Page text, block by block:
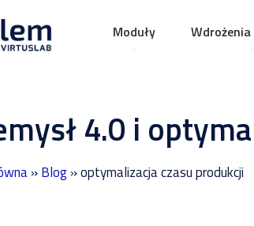
Moduły
4.0 i
»Blog»optymalizacja czasu produkcji